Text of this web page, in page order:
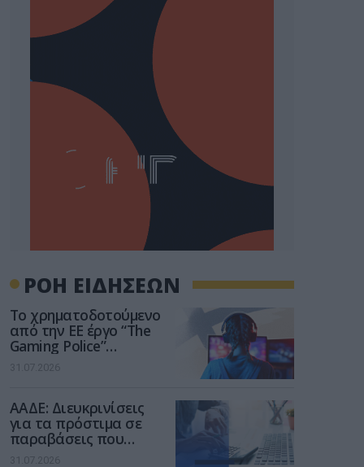
ΡΟΗ ΕΙΔΗΣΕΩΝ
Το χρηματοδοτούμενο
από την ΕΕ έργο “The
Gaming Police”
ενισχύει την ασφάλεια
των παιδιών στο
31.07.2026
ΑΑΔΕ: Διευκρινίσεις
για τα πρόστιμα σε
παραβάσεις που
αφορούν τους ΦΗΜ
31.07.2026